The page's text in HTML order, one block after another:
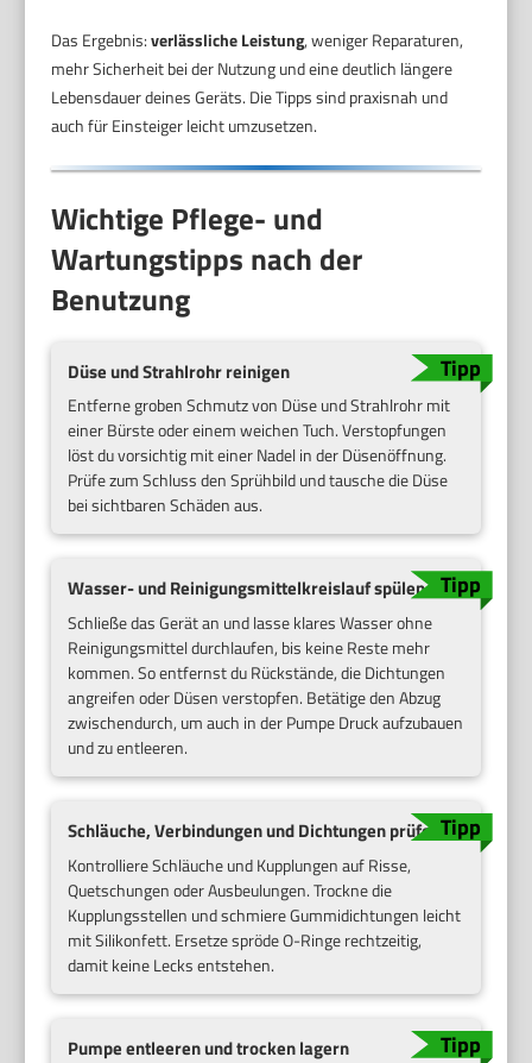
Das Ergebnis:verlässliche Leistung, weniger Reparaturen,
mehr Sicherheit bei der Nutzung und eine deutlich längere
Lebensdauer deines Geräts. Die Tipps sind praxisnah und
auch für Einsteiger leicht umzusetzen.
Wichtige Pflege- und
Wartungstipps nach der
Benutzung
Düse und Strahlrohr reinigen
Entferne groben Schmutz von Düse und Strahlrohr mit
einer Bürste oder einem weichen Tuch. Verstopfungen
löst du vorsichtig mit einer Nadel in der Düsenöffnung.
Prüfe zum Schluss den Sprühbild und tausche die Düse
bei sichtbaren Schäden aus.
Wasser- und Reinigungsmittelkreislauf spülen
Schließe das Gerät an und lasse klares Wasser ohne
Reinigungsmittel durchlaufen, bis keine Reste mehr
kommen. So entfernst du Rückstände, die Dichtungen
angreifen oder Düsen verstopfen. Betätige den Abzug
zwischendurch, um auch in der Pumpe Druck aufzubauen
und zu entleeren.
Schläuche, Verbindungen und Dichtungen prüfen
Kontrolliere Schläuche und Kupplungen auf Risse,
Quetschungen oder Ausbeulungen. Trockne die
Kupplungsstellen und schmiere Gummidichtungen leicht
mit Silikonfett. Ersetze spröde O-Ringe rechtzeitig,
damit keine Lecks entstehen.
Pumpe entleeren und trocken lagern